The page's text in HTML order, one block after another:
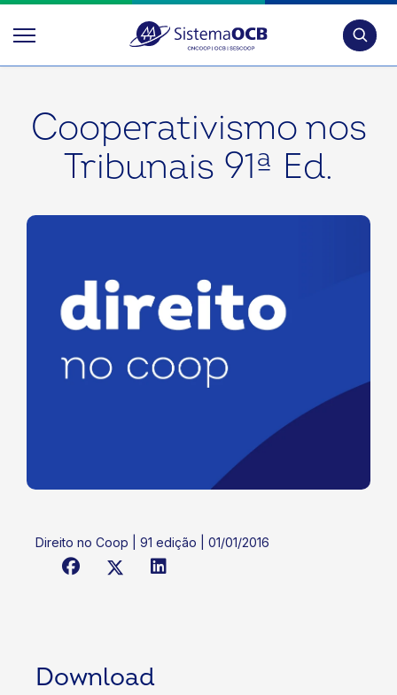
Cooperativismo nos
Tribunais 91ª Ed.
Direito no Coop | 91 edição | 01/01/2016
Download